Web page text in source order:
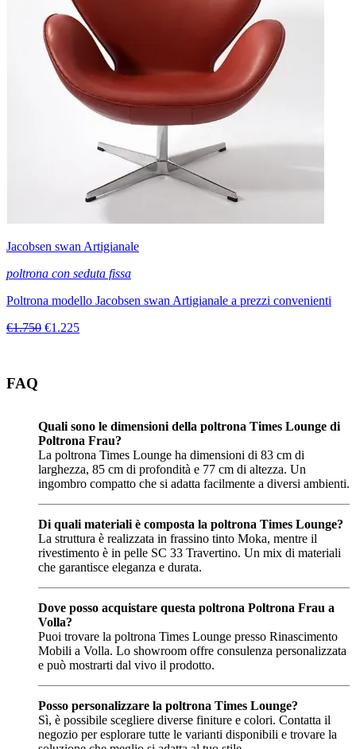
Jacobsen swan Artigianale
poltrona con seduta fissa
Poltrona modello Jacobsen swan Artigianale a prezzi convenienti
€1.750 €1.225
FAQ
Quali sono le dimensioni della poltrona Times Lounge di
Poltrona Frau?
La poltrona Times Lounge ha dimensioni di 83 cm di
larghezza, 85 cm di profondità e 77 cm di altezza. Un
ingombro compatto che si adatta facilmente a diversi ambienti.
Di quali materiali è composta la poltrona Times Lounge?
La struttura è realizzata in frassino tinto Moka, mentre il
rivestimento è in pelle SC 33 Travertino. Un mix di materiali
che garantisce eleganza e durata.
Dove posso acquistare questa poltrona Poltrona Frau a
Volla?
Puoi trovare la poltrona Times Lounge presso Rinascimento
Mobili a Volla. Lo showroom offre consulenza personalizzata
e può mostrarti dal vivo il prodotto.
Posso personalizzare la poltrona Times Lounge?
Sì, è possibile scegliere diverse finiture e colori. Contatta il
negozio per esplorare tutte le varianti disponibili e trovare la